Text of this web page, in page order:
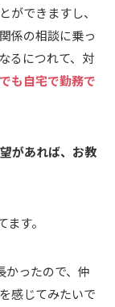
ができますし、
係の相談に乗っ
るにつれて、対
も自宅で勤務で
があれば、お教
ます。
かったので、仲
感じてみたいで